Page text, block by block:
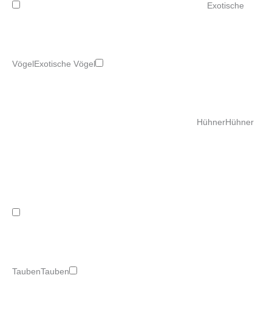
Exotische
Vögel Exotische Vögel
HühnerHühner
TaubenTauben